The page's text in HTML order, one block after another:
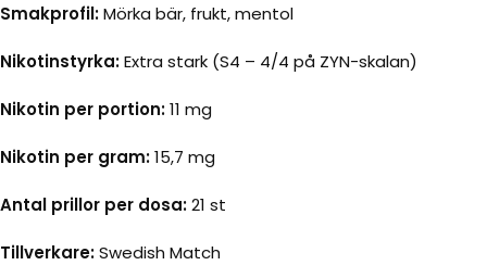
Smakprofil:Mörka bär, frukt, mentol
Nikotinstyrka:Extra stark (S4 – 4/4 på ZYN-skalan)
Nikotin per portion:11 mg
Nikotin per gram:15,7 mg
Antal prillor per dosa:21 st
Tillverkare:Swedish Match